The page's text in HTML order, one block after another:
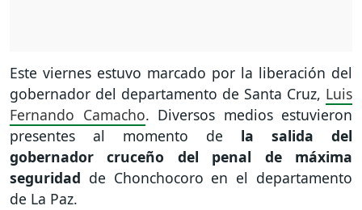
Este viernes estuvo marcado por la liberación del
gobernador del departamento de Santa Cruz, Luis
Fernando Camacho. Diversos medios estuvieron
presentes al momento de la salida del
gobernador cruceño del penal de máxima
seguridad de Chonchocoro en el departamento
de La Paz.